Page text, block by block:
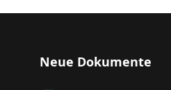
Neue Dokumente